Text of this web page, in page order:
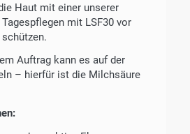
Haut mit einer unserer
mit LSF30 vor
Auftrag kann es auf der
– hierfür ist die Milchsäure